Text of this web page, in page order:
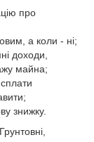
про
а коли - ні;
доходи,
майна;
знижку.